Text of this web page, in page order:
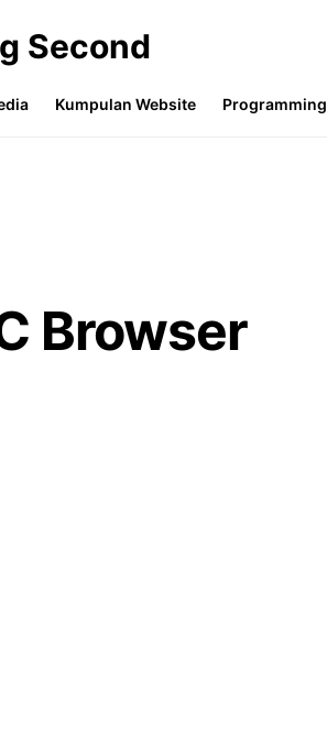
Second
Kumpulan Website Programming
Browser